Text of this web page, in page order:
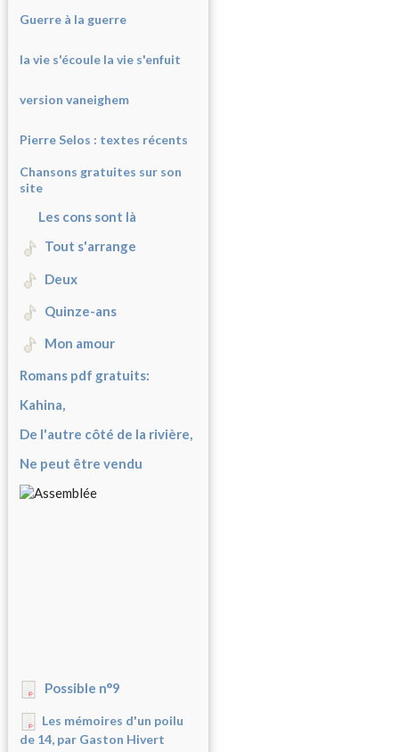
Guerre à la guerre
la vie s'écoule la vie s'enfuit
version vaneighem
Pierre Selos : textes récents
Chansons gratuites sur son
site
Les cons sont là
Tout s'arrange
Deux
Quinze-ans
Mon amour
Romans pdf gratuits:
Kahina,
De l'autre côté de la rivière,
Ne peut être vendu
Possible n°9
Les mémoires d'un poilu
de 14, par Gaston Hivert